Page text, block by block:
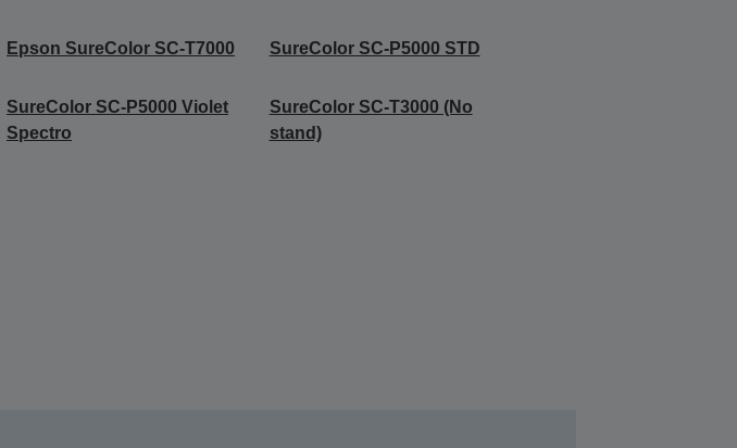
Epson SureColor SC-T7000 SureColor SC-P5000 STD
SureColor SC-P5000 Violet
Spectro
SureColor SC-T3000 (No
stand)